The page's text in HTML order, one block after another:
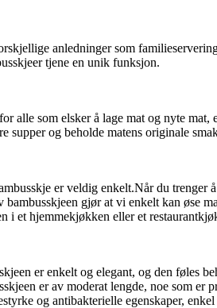
anledninger som
tjene en unik funksjon.
alle som elsker å lage mat og nyte
supper og beholde matens originale
er veldig enkelt.Når du trenger
gjør at vi enkelt kan øse
i et hjemmekjøkken eller et
er enkelt og elegant, og den føles
er av moderat lengde, noe som
og antibakterielle egenskaper,